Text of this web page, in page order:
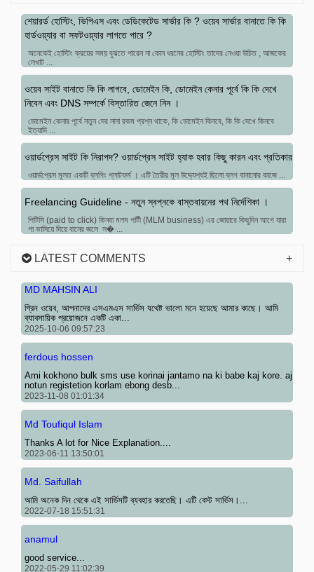
শেয়ারর্ড হোস্টিং, ভিপিএস এবং ডেডিকেটেড সার্ভার কি ? ওয়েব সার্ভার বানাতে কি কি
হার্ডওয়্যার বা সফটওয়্যার লাগতে পারে ?
অনেকেই হোস্টিং ক্রয়ের সময় বুঝতে পারেন না কোন ধরনের হোস্টিং তাদের নেওয়া উচিত , আজকের
লেখাট ...
ওয়েব সাইট বানাতে কি কি লাগবে, ডোমেইন কি, ডোমেইন কেনার পূর্বে কি কি দেখে
নিবেন এবং DNS সম্পর্কে বিস্তারিত জেনে নিন ।
ডোমেইন কেনার পূর্বে নতুন দের নানা রকম প্রশ্ন থাকে, কি ডোমেইন কিনবে, কি কি দেখে কিনবে
ইত্যাদি ...
ওয়ার্ডপ্রেস সাইট কি নিরাপদ? ওয়ার্ডপ্রেস সাইট হ্যাক হবার কিছু কারন এবং প্রতিকার
ওয়ার্ডপ্রেস মূলত একটি ব্লগিং প্লাটফর্ম । এটি তৈরীর মূল উদ্দ্যেশ্যই ছিলো ব্লগ বানানোর কাজে ...
Freelancing Guideline - নতুন স্বপ্নকে বাস্তবায়নের পথ নির্দেশিকা ।
পিটিসি (paid to click) কিনবা মলম পার্টী (MLM business) এর জোয়ারে কিছুদিন আগে যারা
গা ভাসিয়ে দিয়ে বানের জলে স� ...
LATEST COMMENTS
MD MAHSIN ALI
গ্রিন ওয়েব, আপনাদের এসএমএস সার্ভিস যথেষ্ট ভালো মনে হয়েছে আমার কাছে। আমি
ব্যাবসায়িক প্রয়োজনে একটি একা...
2025-10-06 09:57:23
ferdous hossen
Ami kokhono bulk sms use korinai jantamo na ki babe kaj kore. aj
notun registetion korlam ebong desb...
2023-11-08 01:01:34
Md Toufiqul Islam
Thanks A lot for Nice Explanation....
2023-06-11 13:50:01
Md. Saifullah
আমি অনেক দিন থেকে এই সার্ভিসটি ব্যবহার করতেছি। এটি বেস্ট সার্ভিস।...
2022-07-18 15:51:31
anamul
good service...
2022-05-29 11:02:39